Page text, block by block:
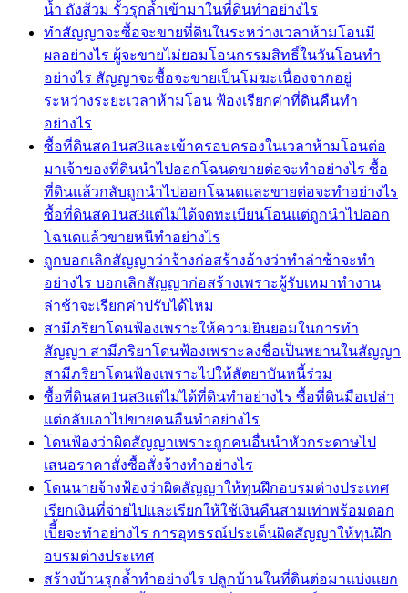
น้ำ ถังส้วม รั้วรุกล้ำเข้ามาในที่ดินทำอย่างไร
ทำสัญญาจะซื้อจะขายที่ดินในระหว่างเวลาห้ามโอนมี
ผลอย่างไร ผู้จะขายไม่ยอมโอนกรรมสิทธิ์ในวันโอนทำ
อย่างไร สัญญาจะซื้อจะขายเป็นโมฆะเนื่องจากอยู่
ระหว่างระยะเวลาห้ามโอน ฟ้องเรียกค่าที่ดินคืนทำ
อย่างไร
ซื้อที่ดินสค1นส3และเข้าครอบครองในเวลาห้ามโอนต่อ
มาเจ้าของที่ดินนำไปออกโฉนดขายต่อจะทำอย่างไร ซื้อ
ที่ดินแล้วกลับถูกนำไปออกโฉนดและขายต่อจะทำอย่างไร
ซื้อที่ดินสค1นส3แต่ไม่ได้จดทะเบียนโอนแต่ถูกนำไปออก
โฉนดแล้วขายหนีทำอย่างไร
ถูกบอกเลิกสัญญาว่าจ้างก่อสร้างอ้างว่าทำล่าช้าจะทำ
อย่างไร บอกเลิกสัญญาก่อสร้างเพราะผู้รับเหมาทำงาน
ล่าช้าจะเรียกค่าปรับได้ไหม
สามีภริยาโดนฟ้องเพราะให้ความยินยอมในการทำ
สัญญา สามีภริยาโดนฟ้องเพราะลงชื่อเป็นพยานในสัญญา
สามีภริยาโดนฟ้องเพราะไปให้สัตยาบันหนี้ร่วม
ซื้อที่ดินสค1นส3แต่ไม่ได้ที่ดินทำอย่างไร ซื้อที่ดินมือเปล่า
แต่กลับเอาไปขายคนอืนทำอย่างไร
โดนฟ้องว่าผิดสัญญาเพราะถูกคนอื่นนำหัวกระดาษไป
เสนอราคาสั่งซื้อสั่งจ้างทำอย่างไร
โดนนายจ้างฟ้องว่าผิดสัญญาให้ทุนฝึกอบรมต่างประเทศ
เรียกเงินที่จ่ายไปและเรียกให้ใช้เงินคืนสามเท่าพร้อมดอก
เบีี้ยจะทำอย่างไร การอุทธรณ์ประเด็นผิดสัญญาให้ทุนฝึก
อบรมต่างประเทศ
สร้างบ้านรุกล้ำทำอย่างไร ปลูกบ้านในที่ดินต่อมาแบ่งแยก